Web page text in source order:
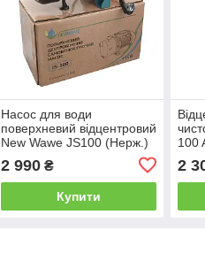
Насос для води
поверхневий відцентровий
New Wawe JS100 (Нерж.)
1.1 квт, 50 л/м, 45 метрів
Польща
2 990₴
Купити
100
50
2